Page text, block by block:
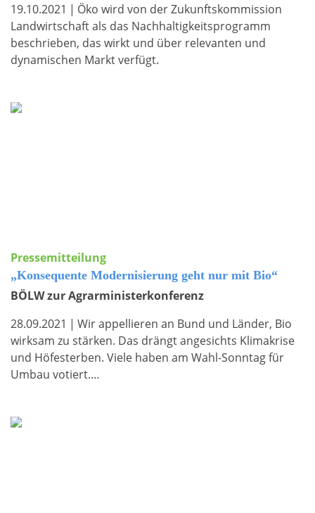
19.10.2021 | Öko wird von der Zukunftskommission
Landwirtschaft als das Nachhaltigkeitsprogramm
beschrieben, das wirkt und über relevanten und
dynamischen Markt verfügt.
Pressemitteilung
„Konsequente Modernisierung geht nur mit Bio“
BÖLW zur Agrarministerkonferenz
28.09.2021 | Wir appellieren an Bund und Länder, Bio
wirksam zu stärken. Das drängt angesichts Klimakrise
und Höfesterben. Viele haben am Wahl-Sonntag für
Umbau votiert.…